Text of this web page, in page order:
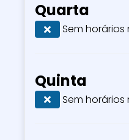
Quarta
Sem horários
Quinta
Sem horários